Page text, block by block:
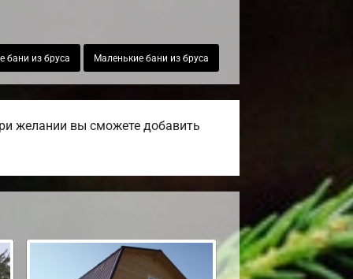
бани из бруса Маленькие бани из бруса
желании вы сможете добавить